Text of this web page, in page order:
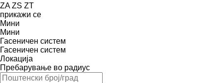
ZA ZS ZT
прикажи се
Мини
Мини
Гасеничен систем
Гасеничен систем
Локација
Пребарување во радиус